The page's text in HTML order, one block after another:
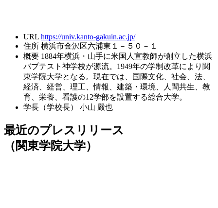
URL https://univ.kanto-gakuin.ac.jp/
住所 横浜市金沢区六浦東１－５０－１
概要 1884年横浜・山手に米国人宣教師が創立した横浜
バプテスト神学校が源流。1949年の学制改革により関
東学院大学となる。現在では、国際文化、社会、法、
経済、経営、理工、情報、建築・環境、人間共生、教
育、栄養、看護の12学部を設置する総合大学。
学長（学校長）
小山 嚴也
最近のプレスリリース
（関東学院大学）